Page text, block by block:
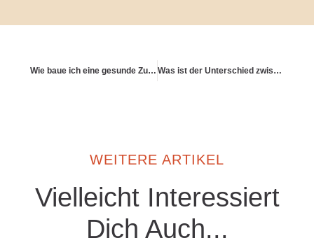
Wie baue ich eine gesunde Zukunftsfreundschaft mit mir selbst auf? Was ist der Unterschied zwischen Reichtum und Überfluss?
WEITERE ARTIKEL
Vielleicht Interessiert
Dich Auch...